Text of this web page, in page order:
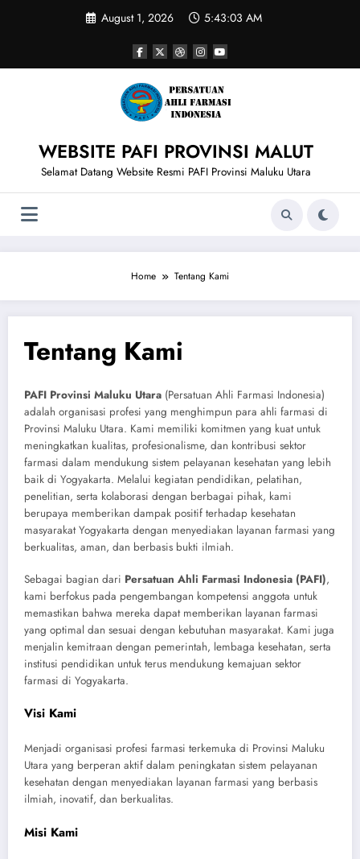
August 1, 2026 5:43:03 AM
WEBSITE PAFI PROVINSI MALUT
Selamat Datang Website Resmi PAFI Provinsi Maluku Utara
Home Tentang Kami
Tentang Kami
PAFI Provinsi Maluku Utara (Persatuan Ahli Farmasi Indonesia)
adalah organisasi profesi yang menghimpun para ahli farmasi di
Provinsi Maluku Utara. Kami memiliki komitmen yang kuat untuk
meningkatkan kualitas, profesionalisme, dan kontribusi sektor
farmasi dalam mendukung sistem pelayanan kesehatan yang lebih
baik di Yogyakarta. Melalui kegiatan pendidikan, pelatihan,
penelitian, serta kolaborasi dengan berbagai pihak, kami
berupaya memberikan dampak positif terhadap kesehatan
masyarakat Yogyakarta dengan menyediakan layanan farmasi yang
berkualitas, aman, dan berbasis bukti ilmiah.
Sebagai bagian dari Persatuan Ahli Farmasi Indonesia (PAFI),
kami berfokus pada pengembangan kompetensi anggota untuk
memastikan bahwa mereka dapat memberikan layanan farmasi
yang optimal dan sesuai dengan kebutuhan masyarakat. Kami juga
menjalin kemitraan dengan pemerintah, lembaga kesehatan, serta
institusi pendidikan untuk terus mendukung kemajuan sektor
farmasi di Yogyakarta.
Visi Kami
Menjadi organisasi profesi farmasi terkemuka di Provinsi Maluku
Utara yang berperan aktif dalam peningkatan sistem pelayanan
kesehatan dengan menyediakan layanan farmasi yang berbasis
ilmiah, inovatif, dan berkualitas.
Misi Kami